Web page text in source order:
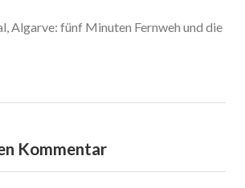
Algarve: fünf Minuten Fernweh und die
Kommentar